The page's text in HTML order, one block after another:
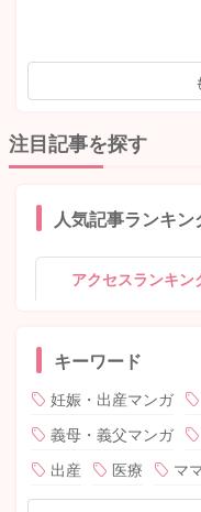
注目記事を探す
人気記事ランキン
アクセスランキン
キーワード
妊娠・出産マンガ
義母・義父マンガ
出産
医療 マ